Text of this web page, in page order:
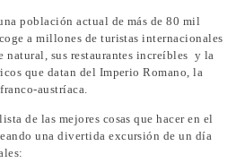
población actual de más de 80 mil
a millones de turistas internacionales
natural, sus restaurantes increíbles y la
que datan del Imperio Romano, la
austríaca.
de las mejores cosas que hacer en el
una divertida excursión de un día